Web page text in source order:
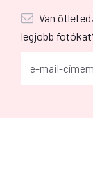
Van
legjobb